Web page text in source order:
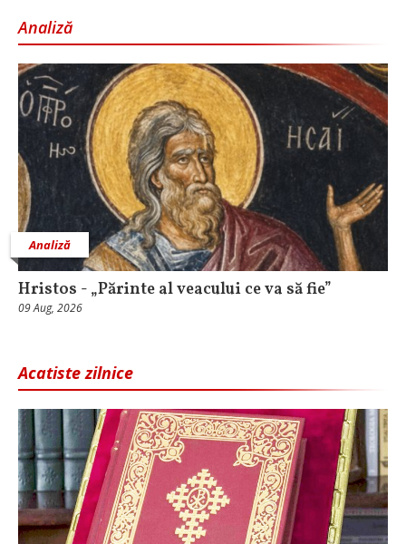
Analiză
Analiză
Hristos - „Părinte al veacului ce va să fie”
09 Aug, 2026
Acatiste zilnice